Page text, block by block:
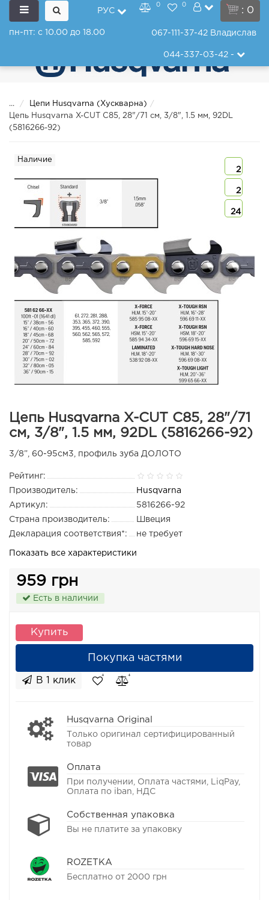
: 0
РУС
0 0
пн-пт: с 10.00 до 18.00 067-111-37-42 Владислав
044-337-03-42-
...
Цепи Husqvarna (Хускварна)
Цепь Husqvarna X-CUT C85, 28"/71 см, 3/8", 1.5 мм, 92DL
(5816266-92)
2
2
24
Наличие
Цепь Husqvarna X-CUT C85, 28"/71
см, 3/8", 1.5 мм, 92DL (5816266-92)
3/8”, 60-95см3, профиль зуба ДОЛОТО
Рейтинг:
Производитель:
Husqvarna
Артикул:
5816266-92
Страна производитель:
Швеция
Декларация соответствия*:
не требует
Показать все характеристики
959 грн
Есть в наличии
Купить
Покупка частями
В 1 клик
Husqvarna Original
Только оригинал сертифицированный
товар
Оплата
При получении, Оплата частями, LiqPay,
Оплата по iban, НДС
Собственная упаковка
Вы не платите за упаковку
ROZETKA
Бесплатно от 2000 грн